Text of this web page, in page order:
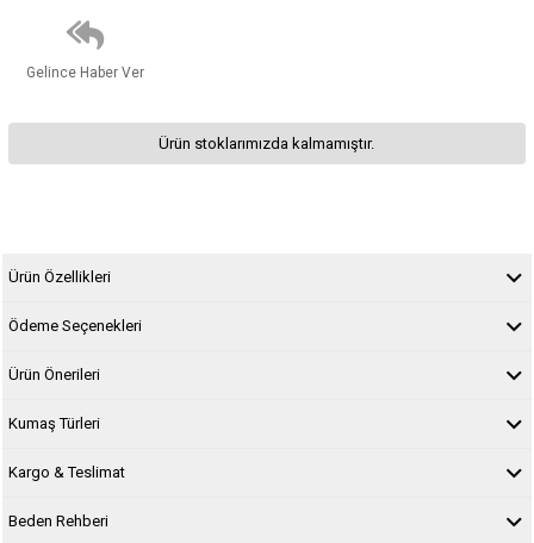
Gelince Haber Ver
Ürün stoklarımızda kalmamıştır.
Ürün Özellikleri
Ödeme Seçenekleri
Ürün Önerileri
Kumaş Türleri
Kargo & Teslimat
Beden Rehberi